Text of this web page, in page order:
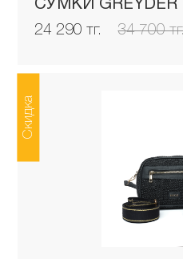
СУМКИ GREYDER
24 290 тг. 34 700
Скидка